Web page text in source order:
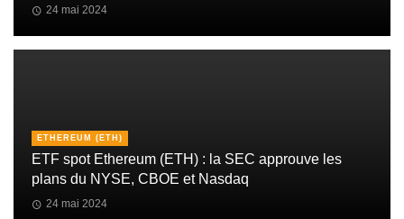
24 mai 2024
ETHEREUM (ETH)
ETF spot Ethereum (ETH) : la SEC approuve les
plans du NYSE, CBOE et Nasdaq
24 mai 2024